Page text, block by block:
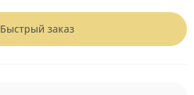
Быстрый заказ